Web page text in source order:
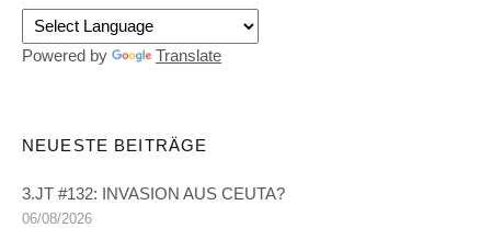
Powered by Translate
NEUESTE BEITRÄGE
3.JT #132: INVASION AUS CEUTA?
06/08/2026